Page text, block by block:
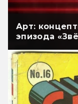
Арт:
эпизода